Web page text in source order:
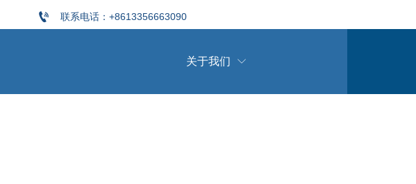
 联系电话：+8613356663090
关于我们 